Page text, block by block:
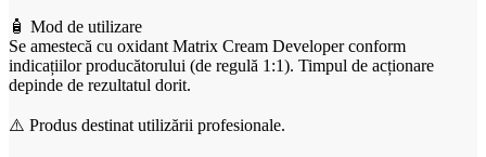
🧴 Mod de utilizare
Se amestecă cu oxidant Matrix Cream Developer conform
indicațiilor producătorului (de regulă 1:1). Timpul de acționare
depinde de rezultatul dorit.
⚠️ Produs destinat utilizării profesionale.